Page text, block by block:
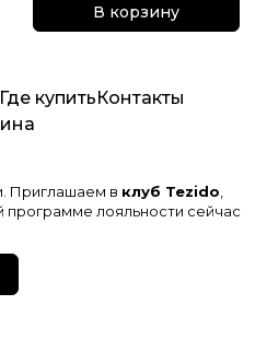
В корзину
Где купитьКонтакты
Приглашаем в клуб Tezido
программе лояльности сейчас